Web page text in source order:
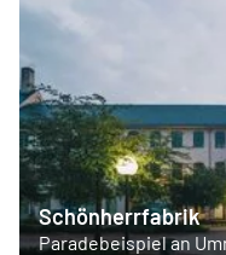
Schönherrfabrik
Paradebeispiel an